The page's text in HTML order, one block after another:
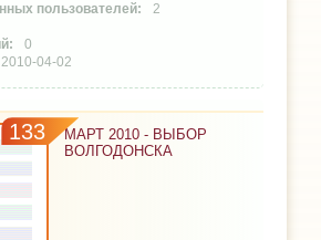
2
0
2010-04-02
133
МАРТ 2010 - ВЫБОР
ВОЛГОДОНСКА